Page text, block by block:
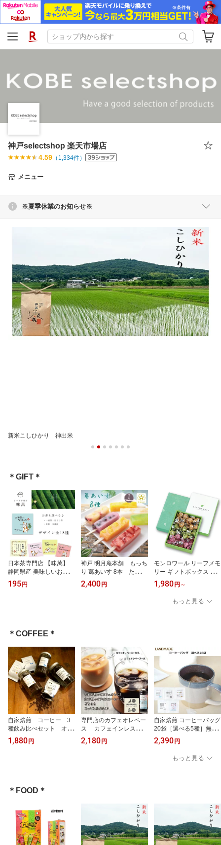
神戸selectshop 楽天市場店
4.59 （ 1,334件）
メニュー
※夏季休業のお知らせ※
新米こしひかり 神出米
＊GIFT＊
日本茶専門店 【味萬】
静岡県産 美味しいお茶
ティーバッグ 2個 プチギ
フト 選べるイラストとお
拶 人気
195 円
神戸 明月庵本舗 もっち
り 葛あいす 8本 たっぷ
りフルーツ 新食感 手作
り 贈り物 プレゼント お
2,400 円
モンロワール リーフメモ
リー ギフトボックス 選
べる入数 10個入～100個
入 熨斗 お返し チョコレ
ート 人気 菓子 クール便
可 送料無料 お中元 御
1,980 円 ～
もっと見る
＊COFFEE＊
自家焙煎 コーヒー 3
種飲み比べセット オリ
ジナルブレンド 本格
珈琲【LANDMADE】送
1,880 円
専門店のカフェオレベー
ス カフェインレス こ
だわり製法 無添加 無
糖 美味しさそのまま 本
2,180 円
自家焙煎 コーヒーバッグ
20袋［選べる5種］無添
加 本格 コーヒー 簡
単 手軽 おいしい 珈
琲 アウトドア キャン
プ 送料無料 【LAND
2,390 円
もっと見る
＊FOOD＊